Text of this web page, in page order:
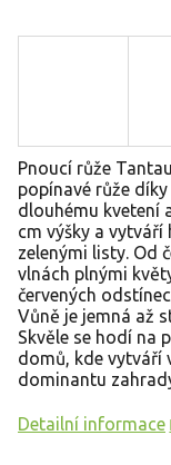
Pnoucí růže
popínavé růže
dlouhému kvetení
cm výšky a vytváří
zelenými listy. Od
vlnách plnými
červených
Vůně je jemná až
Skvěle se hodí na
domů, kde vytváří
dominantu
Detailní informace